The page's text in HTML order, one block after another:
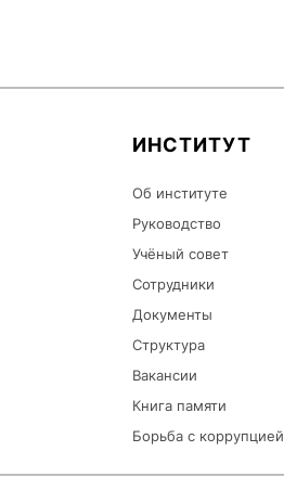
ИНСТИТУТ
Об институте
Руководство
Учёный совет
Сотрудники
Документы
Структура
Вакансии
Книга памяти
Борьба с коррупцией